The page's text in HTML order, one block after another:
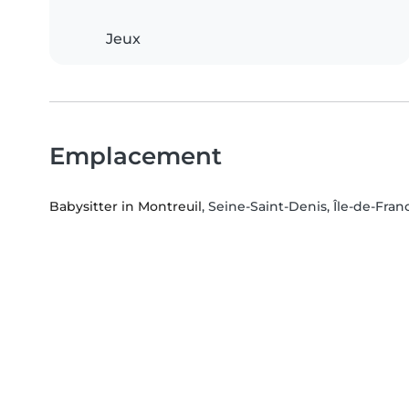
Jeux
Emplacement
Babysitter in Montreuil, Seine-Saint-Denis, Île-de-